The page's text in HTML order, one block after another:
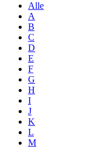
Alle
A
B
C
D
E
F
G
H
I
J
K
L
M